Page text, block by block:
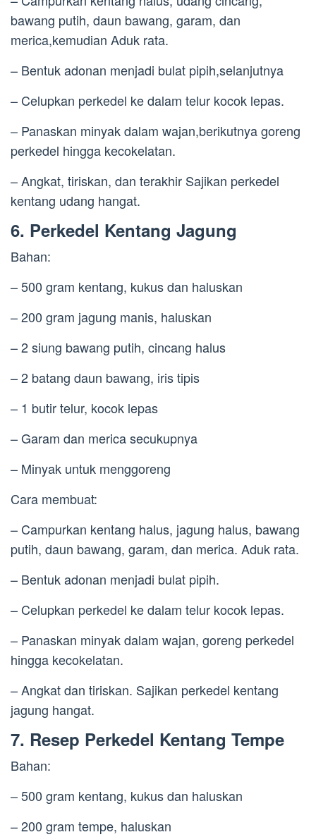
bawang putih, daun bawang, garam, dan
merica,kemudian Aduk rata.
– Bentuk adonan menjadi bulat pipih,selanjutnya
– Celupkan perkedel ke dalam telur kocok lepas.
– Panaskan minyak dalam wajan,berikutnya goreng
perkedel hingga kecokelatan.
– Angkat, tiriskan, dan terakhir Sajikan perkedel
kentang udang hangat.
6. Perkedel Kentang Jagung
Bahan:
– 500 gram kentang, kukus dan haluskan
– 200 gram jagung manis, haluskan
– 2 siung bawang putih, cincang halus
– 2 batang daun bawang, iris tipis
– 1 butir telur, kocok lepas
– Garam dan merica secukupnya
– Minyak untuk menggoreng
Cara membuat:
– Campurkan kentang halus, jagung halus, bawang
putih, daun bawang, garam, dan merica. Aduk rata.
– Bentuk adonan menjadi bulat pipih.
– Celupkan perkedel ke dalam telur kocok lepas.
– Panaskan minyak dalam wajan, goreng perkedel
hingga kecokelatan.
– Angkat dan tiriskan. Sajikan perkedel kentang
jagung hangat.
7. Resep Perkedel Kentang Tempe
Bahan:
– 500 gram kentang, kukus dan haluskan
– 200 gram tempe, haluskan